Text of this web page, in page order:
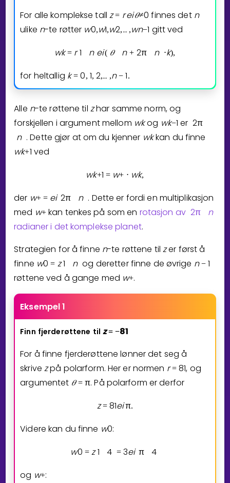
For alle komplekse tallz = rei𝜃≠0 finnes det n
ulike n-te røtter w0,w1,w2,…⁡ ,wn−1 gitt ved
wk = r 1 n ei( 𝜃 n + 2π n ⋅k),
for heltallig k = 0, 1, 2,… ,n − 1.
Alle n-te røttene til zhar samme norm, og
forskjellen i argument mellom wkog wk−1 er 2π
n . Dette gjør at om du kjenner wkkan du finne
wk+1 ved
wk+1 = w+ ⋅ wk,
der w+ = ei 2π n . Dette er fordi en multiplikasjon
med w+kan tenkes på som en rotasjon av 2π
n
radianer i det komplekse planet.
Strategien for å finne n-te røttene tilzer først å
finne w0 = z 1 n og deretter finne de øvrige n − 1
røttene ved å gange med w+.
Eksempel 1
Finn fjerderøttene til z= −81
For å finne fjerderøttene lønner det seg å
skrivezpå polarform. Her er normen r = 81, og
argumentet 𝜃 = π. På polarform er derfor
z = 81eiπ.
Videre kan du finne w0:
w0 = z 1 4 = 3ei π
4
og w+: